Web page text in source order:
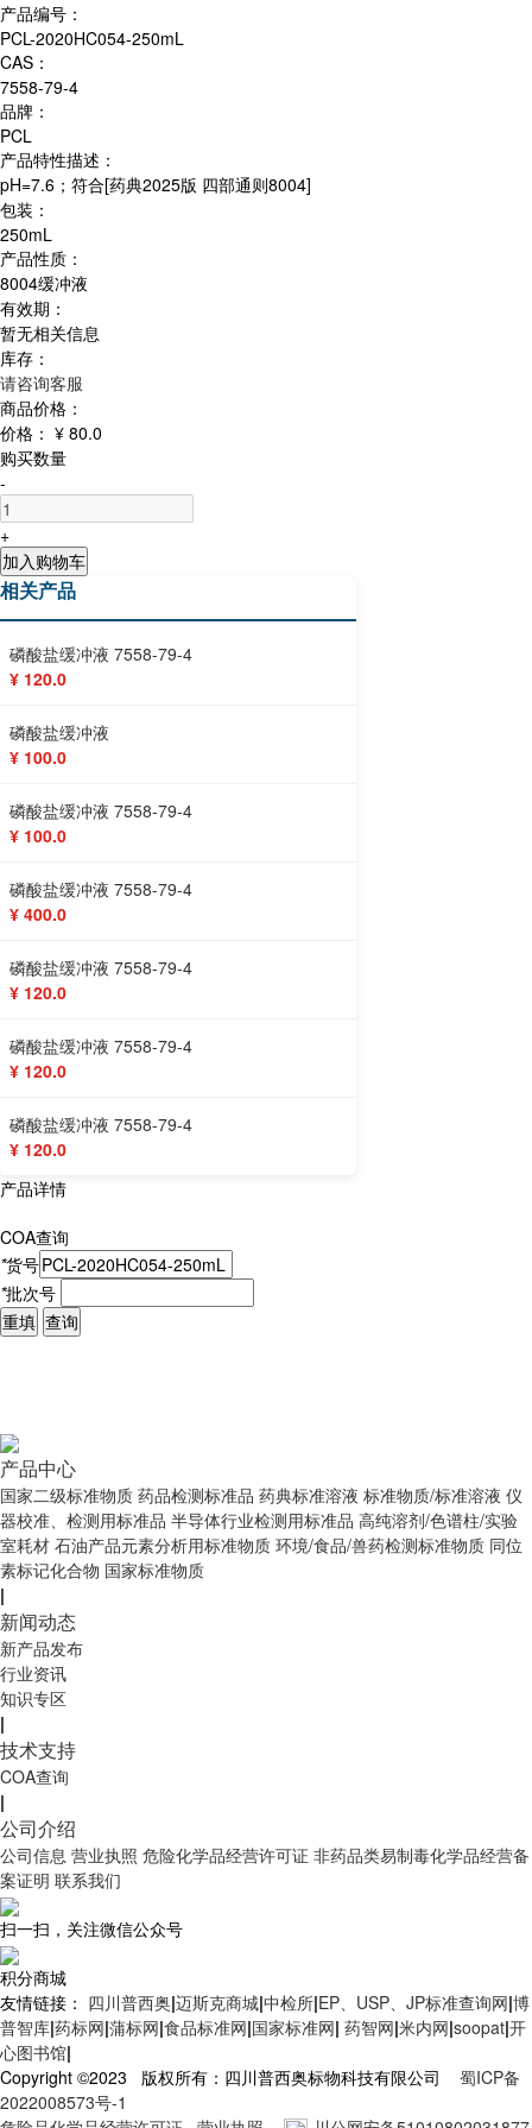
产品编号：
PCL-2020HC054-250mL
CAS：
7558-79-4
品牌：
PCL
产品特性描述：
pH=7.6；符合[药典2025版 四部通则8004]
包装：
250mL
产品性质：
8004缓冲液
有效期：
暂无相关信息
库存：
请咨询客服
商品价格：
价格： ¥ 80.0
购买数量
-
+
加入购物车
相关产品
磷酸盐缓冲液 7558-79-4
¥ 120.0
磷酸盐缓冲液
¥ 100.0
磷酸盐缓冲液 7558-79-4
¥ 100.0
磷酸盐缓冲液 7558-79-4
¥ 400.0
磷酸盐缓冲液 7558-79-4
¥ 120.0
磷酸盐缓冲液 7558-79-4
¥ 120.0
磷酸盐缓冲液 7558-79-4
¥ 120.0
产品详情
COA查询
*货号
*批次号
重填 查询
产品中心
国家二级标准物质 药品检测标准品 药典标准溶液 标准物质/标准溶液 仪
器校准、检测用标准品 半导体行业检测用标准品 高纯溶剂/色谱柱/实验
室耗材 石油产品元素分析用标准物质 环境/食品/兽药检测标准物质 同位
素标记化合物 国家标准物质
|
新闻动态
新产品发布
行业资讯
知识专区
|
技术支持
COA查询
|
公司介绍
公司信息 营业执照 危险化学品经营许可证 非药品类易制毒化学品经营备
案证明 联系我们
扫一扫，关注微信公众号
积分商城
友情链接： 四川普西奥|迈斯克商城|中检所|EP、USP、JP标准查询网|博
普智库|药标网|蒲标网|食品标准网|国家标准网| 药智网|米内网|soopat|开
心图书馆|
Copyright ©2023 版权所有：四川普西奥标物科技有限公司 蜀ICP备
2022008573号-1